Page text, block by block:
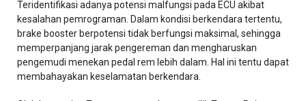
Teridentifikasi adanya potensi malfungsi pada ECU akibat
kesalahan pemrograman. Dalam kondisi berkendara tertentu,
brake booster berpotensi tidak berfungsi maksimal, sehingga
memperpanjang jarak pengereman dan mengharuskan
pengemudi menekan pedal rem lebih dalam. Hal ini tentu dapat
membahayakan keselamatan berkendara.